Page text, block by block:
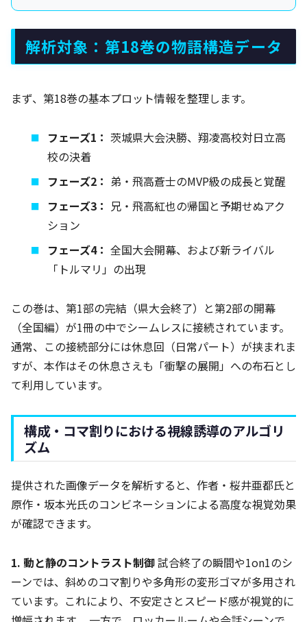
解析対象：第18巻の物語構造データ
まず、第18巻の基本プロット情報を整理します。
フェーズ1： 茨城県大会決勝、翔凌高校対日立高
校の決着
フェーズ2： 弟・飛高蒼士のMVP級の成長と覚醒
フェーズ3： 兄・飛高紅也の帰国と予期せぬアク
ション
フェーズ4： 全国大会開幕、および新ライバル
「トルマリ」の出現
この巻は、第1部の完結（県大会終了）と第2部の開幕
（全国編）が1冊の中でシームレスに接続されています。
通常、この接続部分には休息回（日常パート）が挟まれま
すが、本作はその休息さえも「衝撃の展開」への布石とし
て利用しています。
構成・コマ割りにおける視線誘導のアルゴリ
ズム
提供された画像データを解析すると、作者・桜井亜都氏と
原作・坂本光氏のコンビネーションによる高度な視覚効果
が確認できます。
1. 動と静のコントラスト制御試合終了の瞬間や1on1のシ
ーンでは、斜めのコマ割りや多角形の変形ゴマが多用され
ています。これにより、不安定さとスピード感が視覚的に